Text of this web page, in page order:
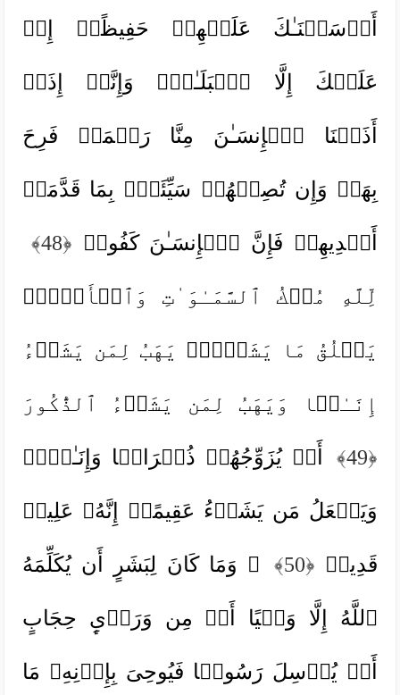
أَرۡسَلۡنَـٰكَ عَلَیۡهِمۡ حَفِیظًاۖ إِنۡ
عَلَیۡكَ إِلَّا ٱلۡبَلَـٰغُۗ وَإِنَّاۤ إِذَاۤ
أَذَقۡنَا ٱلۡإِنسَـٰنَ مِنَّا رَحۡمَةࣰ فَرِحَ
بِهَاۖ وَإِن تُصِبۡهُمۡ سَیِّئَةُۢ بِمَا قَدَّمَتۡ
أَیۡدِیهِمۡ فَإِنَّ ٱلۡإِنسَـٰنَ كَفُورࣱ ﴿48﴾
لِّلَّهِ مُلۡكُ ٱلسَّمَـٰوَ ٰ⁠تِ وَٱلۡأَرۡضِۚ
یَخۡلُقُ مَا یَشَاۤءُۚ یَهَبُ لِمَن یَشَاۤءُ
إِنَـٰثࣰا وَیَهَبُ لِمَن یَشَاۤءُ ٱلذُّكُورَ
﴿49﴾ أَوۡ یُزَوِّجُهُمۡ ذُكۡرَانࣰا وَإِنَـٰثࣰاۖ
وَیَجۡعَلُ مَن یَشَاۤءُ عَقِیمًاۚ إِنَّهُۥ عَلِیمࣱ
قَدِیرࣱ ﴿50﴾ ۞ وَمَا كَانَ لِبَشَرٍ أَن یُكَلِّمَهُ
ٱللَّهُ إِلَّا وَحۡیًا أَوۡ مِن وَرَاۤىِٕ حِجَابٍ
أَوۡ یُرۡسِلَ رَسُولࣰا فَیُوحِیَ بِإِذۡنِهِۦ مَا